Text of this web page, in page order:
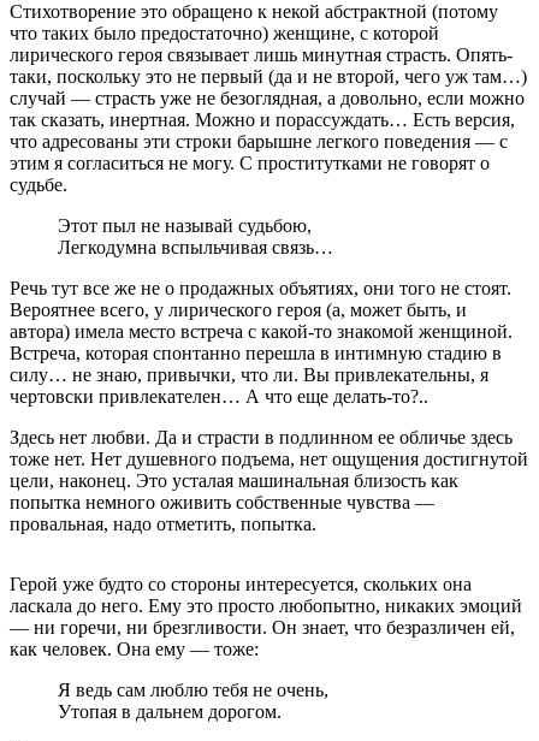
Стихотворение это обращено к некой абстрактной (потому
что таких было предостаточно) женщине, с которой
лирического героя связывает лишь минутная страсть. Опять-
таки, поскольку это не первый (да и не второй, чего уж там…)
случай — страсть уже не безоглядная, а довольно, если можно
так сказать, инертная. Можно и порассуждать… Есть версия,
что адресованы эти строки барышне легкого поведения — с
этим я согласиться не могу. С проститутками не говорят о
судьбе.
Этот пыл не называй судьбою,
Легкодумна вспыльчивая связь…
Речь тут все же не о продажных объятиях, они того не стоят.
Вероятнее всего, у лирического героя (а, может быть, и
автора) имела место встреча с какой-то знакомой женщиной.
Встреча, которая спонтанно перешла в интимную стадию в
силу… не знаю, привычки, что ли. Вы привлекательны, я
чертовски привлекателен… А что еще делать-то?..
Здесь нет любви. Да и страсти в подлинном ее обличье здесь
тоже нет. Нет душевного подъема, нет ощущения достигнутой
цели, наконец. Это усталая машинальная близость как
попытка немного оживить собственные чувства —
провальная, надо отметить, попытка.
Герой уже будто со стороны интересуется, скольких она
ласкала до него. Ему это просто любопытно, никаких эмоций
— ни горечи, ни брезгливости. Он знает, что безразличен ей,
как человек. Она ему — тоже:
Я ведь сам люблю тебя не очень,
Утопая в дальнем дорогом.